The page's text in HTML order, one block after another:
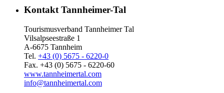
Kontakt Tannheimer-Tal
Tourismusverband Tannheimer Tal
Vilsalpseestraße 1
A-6675 Tannheim
Tel. +43 (0) 5675 - 6220-0
Fax. +43 (0) 5675 - 6220-60
www.tannheimertal.com
info@tannheimertal.com